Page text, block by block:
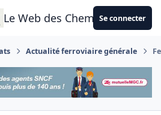
Le Web des CheminotsSe connecter
Actualité ferroviaire générale